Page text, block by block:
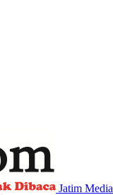
Jatim Media